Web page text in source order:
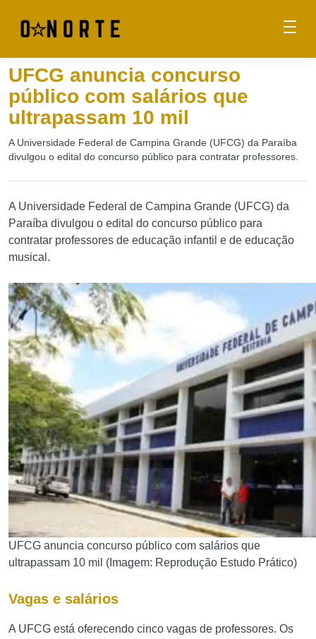
UFCG anuncia concurso
público com salários que
ultrapassam 10 mil
A Universidade Federal de Campina Grande (UFCG) da Paraíba
divulgou o edital do concurso público para contratar professores.
A Universidade Federal de Campina Grande (UFCG) da
Paraíba divulgou o edital do concurso público para
contratar professores de educação infantil e de educação
musical.
UFCG anuncia concurso público com salários que
ultrapassam 10 mil (Imagem: Reprodução Estudo Prático)
Vagas e salários
A UFCG está oferecendo cinco vagas de professores. Os